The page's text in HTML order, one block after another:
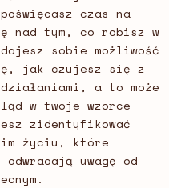
czas na
nad tym, co robisz w
sobie możliwość
jak czujesz się z
a to może
w twoje wzorce
zidentyfikować
życiu, które
uwagę od